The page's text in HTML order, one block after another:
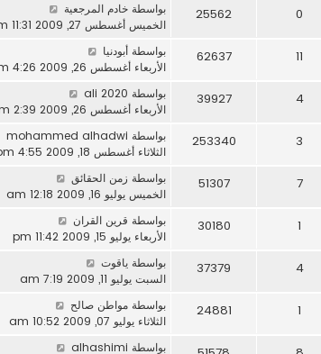
0
25562 بواسطة خادم المرجعية
الخميس أغسطس 27, 2009 11:31 am
11
62637 بواسطة أبودنيا
الأربعاء أغسطس 26, 2009 4:26 pm
4
39927 بواسطة ali 2020
الأربعاء أغسطس 26, 2009 2:39 pm
3
253340 بواسطة mohammed alhadwi
الثلاثاء أغسطس 18, 2009 4:55 pm
7
51307 بواسطة زمن الحقائق
الخميس يوليو 16, 2009 12:18 am
1
30180 بواسطة قرين القران
الأربعاء يوليو 15, 2009 11:42 pm
4
37379 بواسطة ياقوت
السبت يوليو 11, 2009 7:19 am
1
24881 بواسطة مواطن صالح
الثلاثاء يوليو 07, 2009 10:52 am
بواسطة alhashimi